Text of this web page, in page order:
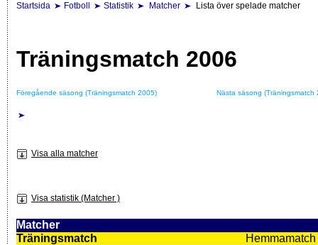
Startsida Fotboll Statistik Matcher Lista över spelade matcher
Träningsmatch 2006
Föregående säsong (Träningsmatch 2005) Nästa säsong (Träningsmatch
Visa alla matcher
Visa statistik (Matcher )
Matcher
Träningsmatch